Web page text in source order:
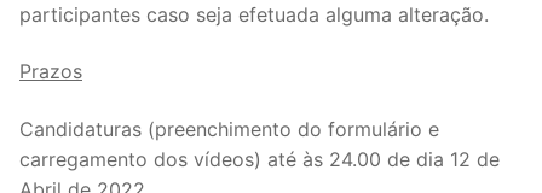
participantes caso seja efetuada alguma alteração.
Prazos
Candidaturas (preenchimento do formulário e
carregamento dos vídeos) até às 24.00 de dia 12 de